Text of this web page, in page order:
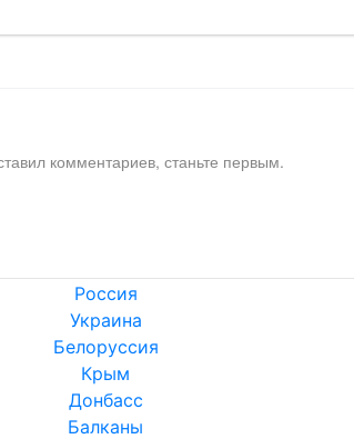
комментариев, станьте первым.
Россия
Украина
Белоруссия
Крым
Донбасс
Балканы